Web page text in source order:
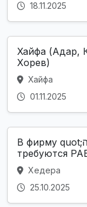
18.11.2025
Хайфа (Адар,
Хорев)
Хайфа
01.11.2025
В фирму quot;ש.מ.לוגיסטיקה quot; СРОЧНО
требуются
Хедера
25.10.2025